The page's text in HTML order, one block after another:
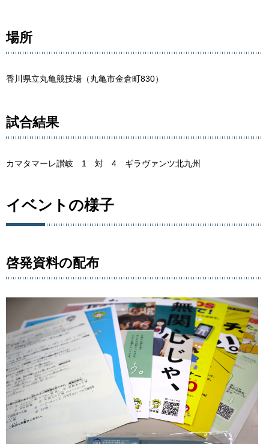
場所
香川県立丸亀競技場（丸亀市金倉町830）
試合結果
カマタマーレ讃岐 1 対 4 ギラヴァンツ北九州
イベントの様子
啓発資料の配布